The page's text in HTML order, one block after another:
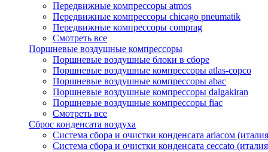
Передвижные компрессоры atmos
Передвижные компрессоры chicago pneumatik
Передвижные компрессоры comprag
Смотреть все
Поршневые воздушные компрессоры
Поршневые воздушные блоки в сборе
Поршневые воздушные компрессоры atlas-copco
Поршневые воздушные компрессоры abac
Поршневые воздушные компрессоры dalgakiran
Поршневые воздушные компрессоры fiac
Смотреть все
Сброс конденсата воздуха
Система сбора и очистки конденсата ariacом
Система сбора и очистки конденсата ceccato